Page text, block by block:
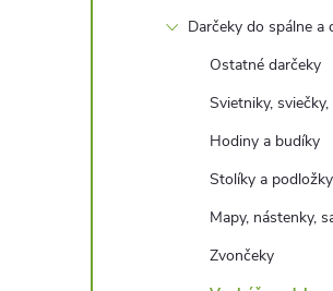
Darčeky do spálne a
Ostatné darčeky
Svietniky,
Hodiny a budíky
Stolíky a podložky
Mapy, nástenky,
Zvončeky